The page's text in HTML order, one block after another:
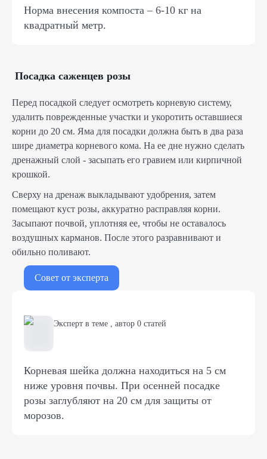
Норма внесения компоста – 6-10 кг на
квадратный метр.
Посадка саженцев розы
Перед посадкой следует осмотреть корневую систему,
удалить поврежденные участки и укоротить оставшиеся
корни до 20 см. Яма для посадки должна быть в два раза
шире диаметра корневого кома. На ее дне нужно сделать
дренажный слой - засыпать его гравием или кирпичной
крошкой.
Сверху на дренаж выкладывают удобрения, затем
помещают куст розы, аккуратно расправляя корни.
Засыпают почвой, уплотняя ее, чтобы не оставалось
воздушных карманов. После этого разравнивают и
обильно поливают.
Совет от эксперта
Эксперт в теме автор 0 статей
Корневая шейка должна находиться на 5 см
ниже уровня почвы. При осенней посадке
розы заглубляют на 20 см для защиты от
морозов.